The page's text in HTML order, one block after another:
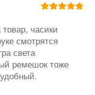
часики
смотрятся
света
ремешок тоже